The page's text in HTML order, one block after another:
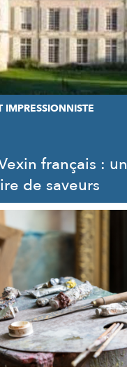
français : un
de saveurs